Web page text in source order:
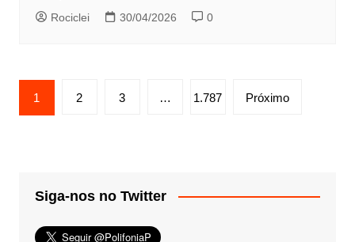
Rociclei 30/04/2026 0
Paginação
de
1 2 3 … 1.787 Próximo
Siga-nos no Twitter